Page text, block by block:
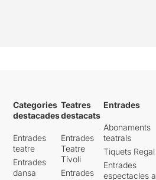
Categories
destacades
Entrades
teatre
Entrades
dansa
Teatres
destacats
Entrades
Teatre
Tívoli
Entrades
Entrades
Abonaments
teatrals
Tiquets Regal
Entrades
espectacles a